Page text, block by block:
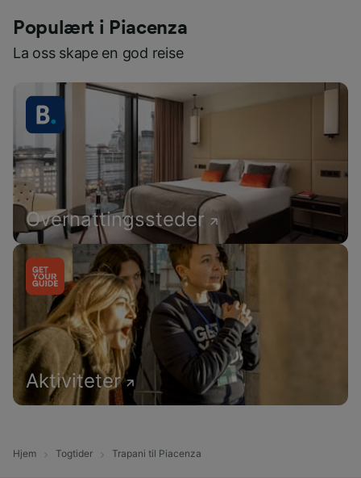
Populært i Piacenza
La oss skape en god reise
Overnattingssteder
Aktiviteter
Hjem Togtider Trapani til Piacenza